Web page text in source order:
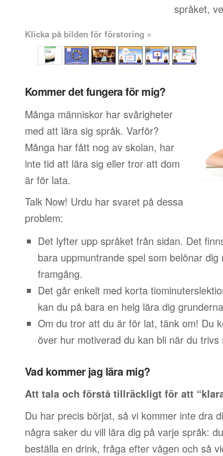
språket,
Klicka på bilden för förstoring »
Kommer det fungera för mig?
Många människor har svårigheter
med att lära sig språk. Varför?
Många har fått nog av skolan, har
inte tid att lära sig eller tror att dom
är för lata.
Talk Now! Urdu har svaret på dessa
problem:
Det lyfter upp språket från sidan. Det
bara uppmuntrande spel som belönar
framgång.
Det går enkelt med korta
kan du på bara en helg lära dig
Om du tror att du är för lat, tänk om! Du
över hur motiverad du kan bli när du trivs
Vad kommer jag lära mig?
Att tala och förstå tillräckligt för att
Du har precis börjat, så vi kommer inte dra
några saker du vill lära dig på varje språk: du
beställa en drink, fråga efter vägen och så